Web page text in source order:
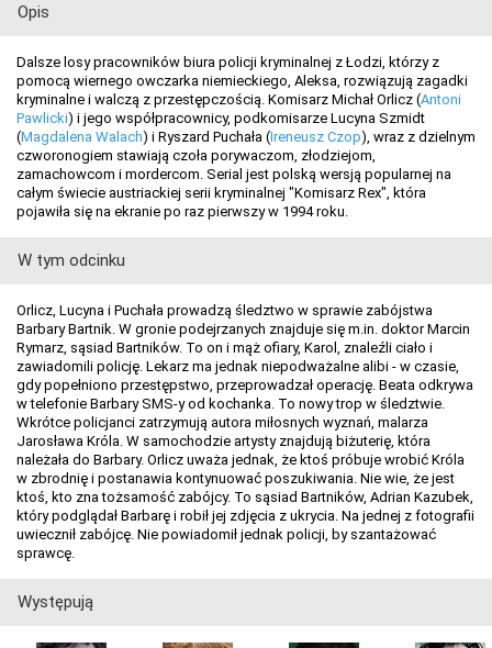
Opis
Dalsze losy pracowników biura policji kryminalnej z Łodzi, którzy z
pomocą wiernego owczarka niemieckiego, Aleksa, rozwiązują zagadki
kryminalne i walczą z przestępczością. Komisarz Michał Orlicz (Antoni
Pawlicki) i jego współpracownicy, podkomisarze Lucyna Szmidt
(Magdalena Walach) i Ryszard Puchała (Ireneusz Czop), wraz z dzielnym
czworonogiem stawiają czoła porywaczom, złodziejom,
zamachowcom i mordercom. Serial jest polską wersją popularnej na
całym świecie austriackiej serii kryminalnej "Komisarz Rex", która
pojawiła się na ekranie po raz pierwszy w 1994 roku.
W tym odcinku
Orlicz, Lucyna i Puchała prowadzą śledztwo w sprawie zabójstwa
Barbary Bartnik. W gronie podejrzanych znajduje się m.in. doktor Marcin
Rymarz, sąsiad Bartników. To on i mąż ofiary, Karol, znaleźli ciało i
zawiadomili policję. Lekarz ma jednak niepodważalne alibi - w czasie,
gdy popełniono przestępstwo, przeprowadzał operację. Beata odkrywa
w telefonie Barbary SMS-y od kochanka. To nowy trop w śledztwie.
Wkrótce policjanci zatrzymują autora miłosnych wyznań, malarza
Jarosława Króla. W samochodzie artysty znajdują biżuterię, która
należała do Barbary. Orlicz uważa jednak, że ktoś próbuje wrobić Króla
w zbrodnię i postanawia kontynuować poszukiwania. Nie wie, że jest
ktoś, kto zna tożsamość zabójcy. To sąsiad Bartników, Adrian Kazubek,
który podglądał Barbarę i robił jej zdjęcia z ukrycia. Na jednej z fotografii
uwiecznił zabójcę. Nie powiadomił jednak policji, by szantażować
sprawcę.
Występują